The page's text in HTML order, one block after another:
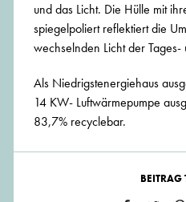
und das Licht. Die Hülle mit
spiegelpoliert reflektiert die
wechselnden Licht der Tages-
Als Niedrigstenergiehaus
14 KW- Luftwärmepumpe
83,7% recyclebar.
BEITRAG